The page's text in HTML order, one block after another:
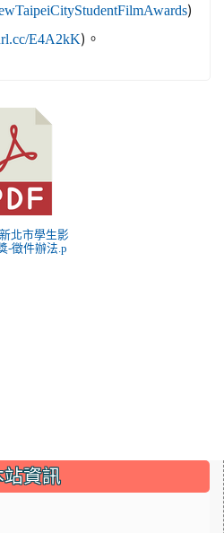
)
E4A2kK)。
北市學生影
-徵件辦法.p
站資訊